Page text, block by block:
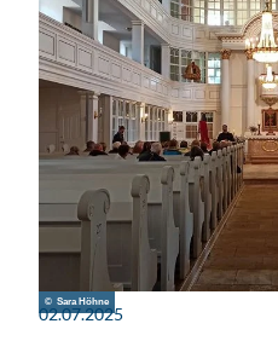
© Sara Höhne
02.07.2025